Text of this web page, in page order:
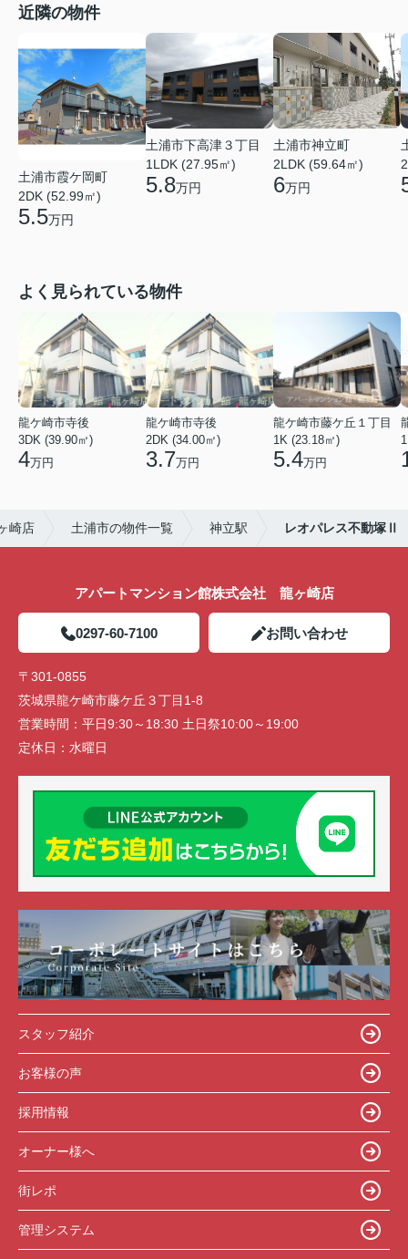
近隣の物件
土浦市霞ケ岡町
2DK (52.99㎡)
5.5万円
土浦市下高津３丁目
1LDK (27.95㎡)
5.8万円
土浦市神立町
2LDK (59.64㎡)
6万円
よく見られている物件
龍ケ崎市寺後
3DK (39.90㎡)
4万円
龍ケ崎市寺後
2DK (34.00㎡)
3.7万円
龍ケ崎市藤ケ丘１丁目
1K (23.18㎡)
5.4万円
崎店 土浦市の物件一覧 神立駅 レオパレス不動塚Ⅱ
アパートマンション館株式会社 龍ヶ崎店
0297-60-7100 お問い合わせ
〒301-0855
茨城県龍ケ崎市藤ケ丘３丁目1-8
営業時間： 平日9:30～18:30 土日祭10:00～19:00
定休日： 水曜日
スタッフ紹介
お客様の声
採用情報
オーナー様へ
街レポ
管理システム